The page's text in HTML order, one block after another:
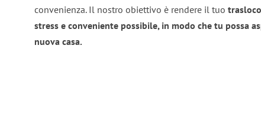
convenienza. Il nostro obiettivo è rendere il tuo
stress e conveniente possibile, in modo che tu possa
nuova casa.